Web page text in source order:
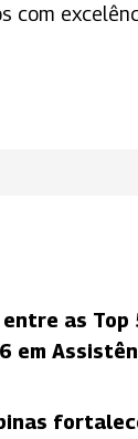
com
as Top
em